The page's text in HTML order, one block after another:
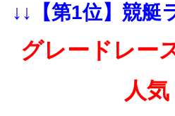
↓↓【第1位】競艇
グレードレー
人気